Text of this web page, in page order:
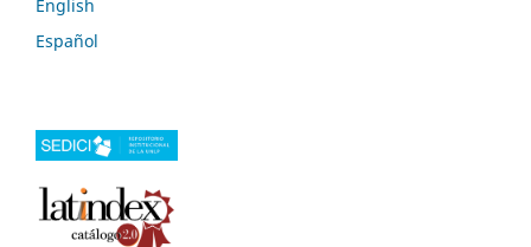
English
Español